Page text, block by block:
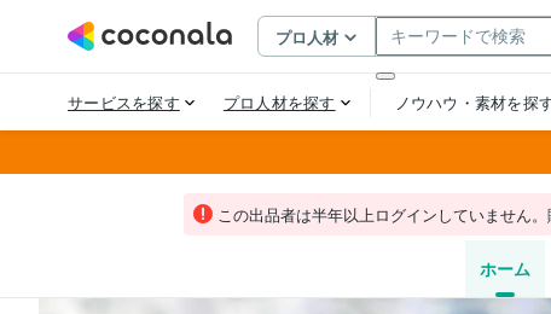
この出品者は半年以上ログインしていません
ホーム